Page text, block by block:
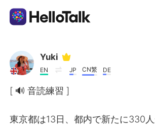
Language Exchange App
AI Grammar Checker
Yuki
EN JP CN繁 DE
[ 🔊 音読練習 ]
東京都は13日、都内で新たに330